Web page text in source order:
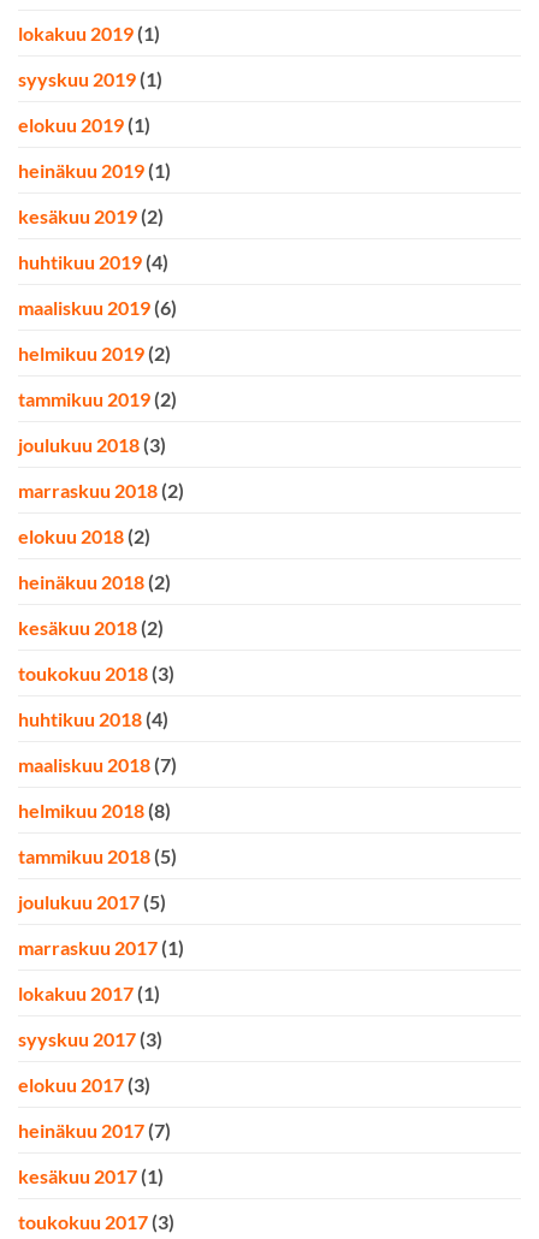
lokakuu 2019 (1)
syyskuu 2019 (1)
elokuu 2019 (1)
heinäkuu 2019 (1)
kesäkuu 2019 (2)
huhtikuu 2019 (4)
maaliskuu 2019 (6)
helmikuu 2019 (2)
tammikuu 2019 (2)
joulukuu 2018 (3)
marraskuu 2018 (2)
elokuu 2018 (2)
heinäkuu 2018 (2)
kesäkuu 2018 (2)
toukokuu 2018 (3)
huhtikuu 2018 (4)
maaliskuu 2018 (7)
helmikuu 2018 (8)
tammikuu 2018 (5)
joulukuu 2017 (5)
marraskuu 2017 (1)
lokakuu 2017 (1)
syyskuu 2017 (3)
elokuu 2017 (3)
heinäkuu 2017 (7)
kesäkuu 2017 (1)
toukokuu 2017 (3)